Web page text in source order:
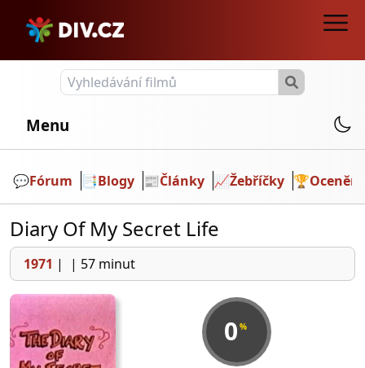
Menu
💬️Fórum 📑Blogy 📰Články 📈Žebříčky 🏆Ocenění
Diary Of My Secret Life
1971 | | 57 minut
0 %